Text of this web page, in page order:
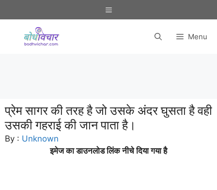
to
Menu
Menu
प्रेम सागर की तरह है जो उसके अंदर घुसता है वही
उसकी गहराई की जान पाता है।
By : Unknown
इमेज का डाउनलोड लिंक नीचे दिया गया है